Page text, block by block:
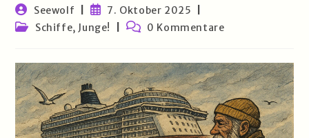
Beitrags-
Autor:
Seewolf
Beitrag
veröffentlicht:
7. Oktober 2025
Beitrags-
Schiffe, Junge!
Beitrags-
0 Kommentare